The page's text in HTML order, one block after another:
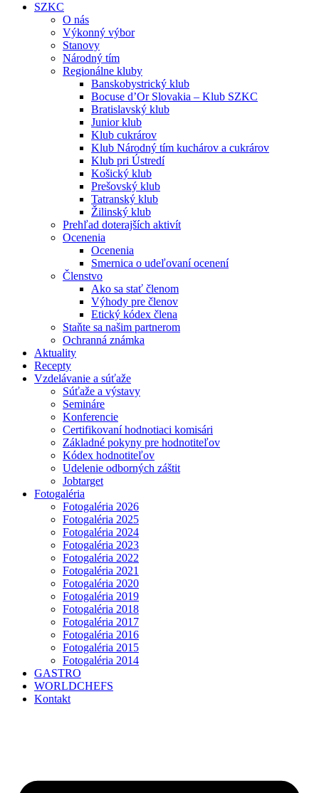
SZKC
O nás
Výkonný výbor
Stanovy
Národný tím
Regionálne kluby
Banskobystrický klub
Bocuse d’Or Slovakia – Klub SZKC
Bratislavský klub
Junior klub
Klub cukrárov
Klub Národný tím kuchárov a cukrárov
Klub pri Ústredí
Košický klub
Prešovský klub
Tatranský klub
Žilinský klub
Prehľad doterajších aktivít
Ocenenia
Ocenenia
Smernica o udeľovaní ocenení
Členstvo
Ako sa stať členom
Výhody pre členov
Etický kódex člena
Staňte sa našim partnerom
Ochranná známka
Aktuality
Recepty
Vzdelávanie a súťaže
Súťaže a výstavy
Semináre
Konferencie
Certifikovaní hodnotiaci komisári
Základné pokyny pre hodnotiteľov
Kódex hodnotiteľov
Udelenie odborných záštit
Jobtarget
Fotogaléria
Fotogaléria 2026
Fotogaléria 2025
Fotogaléria 2024
Fotogaléria 2023
Fotogaléria 2022
Fotogaléria 2021
Fotogaléria 2020
Fotogaléria 2019
Fotogaléria 2018
Fotogaléria 2017
Fotogaléria 2016
Fotogaléria 2015
Fotogaléria 2014
GASTRO
WORLDCHEFS
Kontakt